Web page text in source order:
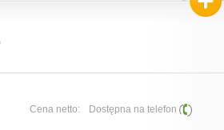
Cena netto: Dostępna na telefon